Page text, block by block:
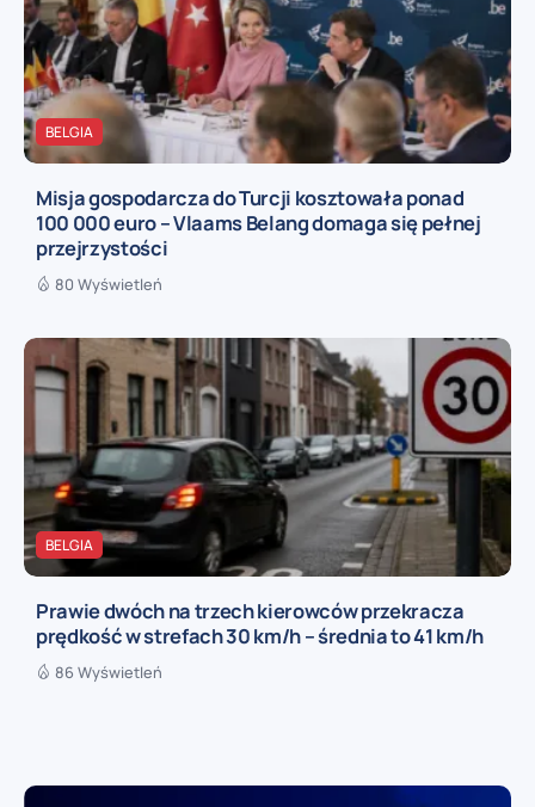
BELGIA
Misja gospodarcza do Turcji kosztowała ponad
100 000 euro – Vlaams Belang domaga się pełnej
przejrzystości
80 Wyświetleń
BELGIA
Prawie dwóch na trzech kierowców przekracza
prędkość w strefach 30 km/h – średnia to 41 km/h
86 Wyświetleń